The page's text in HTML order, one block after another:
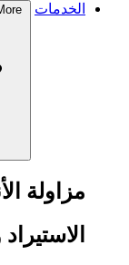
الخدمات
مزاولة